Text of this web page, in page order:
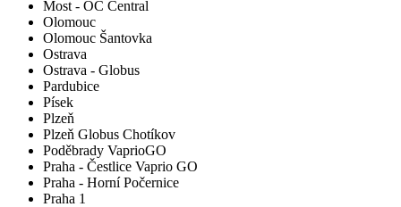
Most - OC Central
Olomouc
Olomouc Šantovka
Ostrava
Ostrava - Globus
Pardubice
Písek
Plzeň
Plzeň Globus Chotíkov
Poděbrady VaprioGO
Praha - Čestlice Vaprio GO
Praha - Horní Počernice
Praha 1